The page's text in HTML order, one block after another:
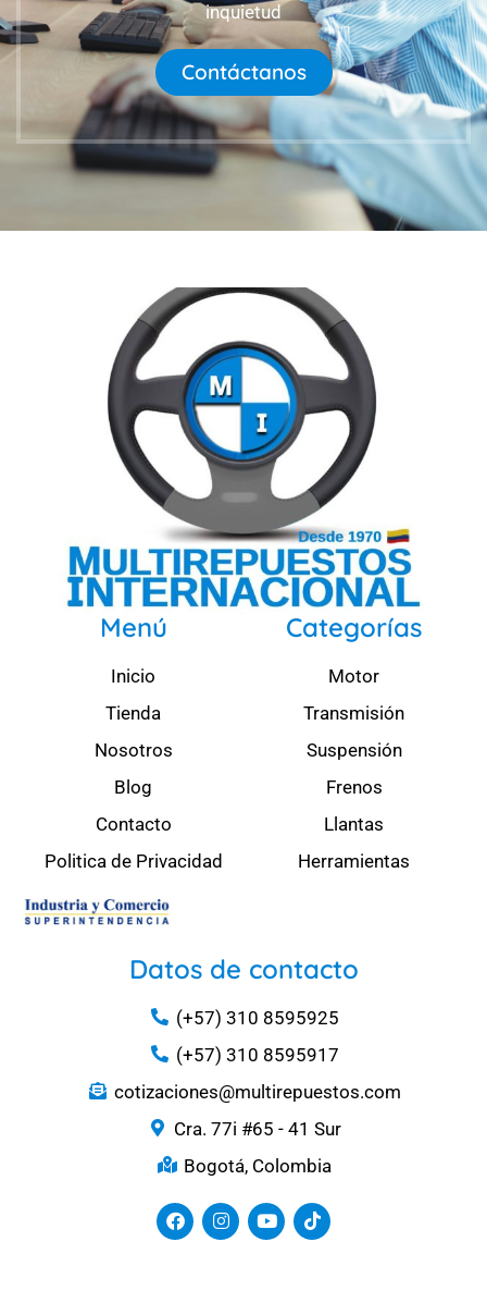
inquietud
Contáctanos
Menú
Inicio
Tienda
Nosotros
Blog
Contacto
Politica de Privacidad
Categorías
Motor
Transmisión
Suspensión
Frenos
Llantas
Herramientas
Datos de contacto
(+57) 310 8595925
(+57) 310 8595917
cotizaciones@multirepuestos.com
Cra. 77i #65 - 41 Sur
Bogotá, Colombia